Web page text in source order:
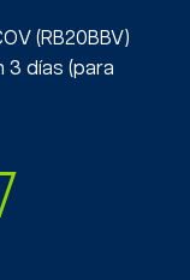
(RB20BBV)
3 días (para